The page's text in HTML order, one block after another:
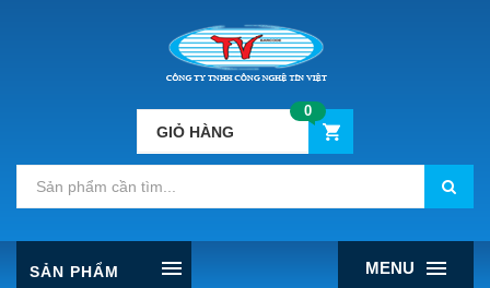
GIỎ HÀNG
0
MENU
SẢN PHẨM